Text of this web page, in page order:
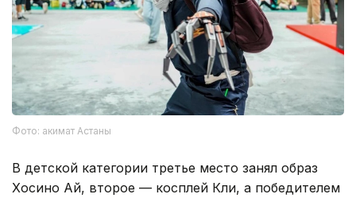
Фото: акимат Астаны
В детской категории третье место занял образ
Хосино Ай, второе — косплей Кли, а победителем